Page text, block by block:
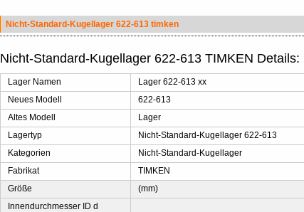
Nicht-Standard-Kugellager 622-613 timken
Nicht-Standard-Kugellager 622-613 TIMKEN Details:
Lager Namen
Lager 622-613 xx
Neues Modell
622-613
Altes Modell
Lager
Lagertyp
Nicht-Standard-Kugellager 622-613
Kategorien
Nicht-Standard-Kugellager
Fabrikat
TIMKEN
Größe
(mm)
Innendurchmesser ID d